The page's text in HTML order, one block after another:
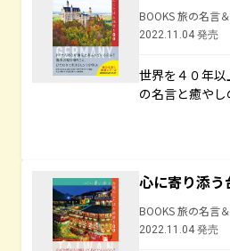
BOOKS 旅の名言
2022.11.04 発売
世界を４０年
の名言と癒や
心に寄り添う
BOOKS 旅の名言
2022.11.04 発売